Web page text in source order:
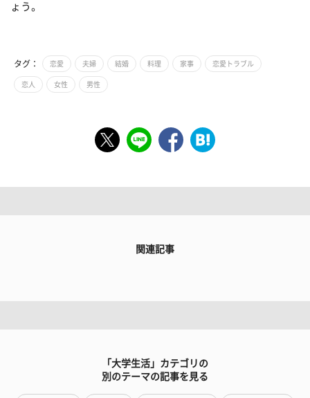
ょう。
タグ： 恋愛 夫婦 結婚 料理 家事 恋愛トラブル
恋人 女性 男性
関連記事
「大学生活」カテゴリの
別のテーマの記事を見る